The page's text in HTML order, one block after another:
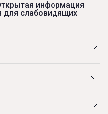
информация
для слабовидящих